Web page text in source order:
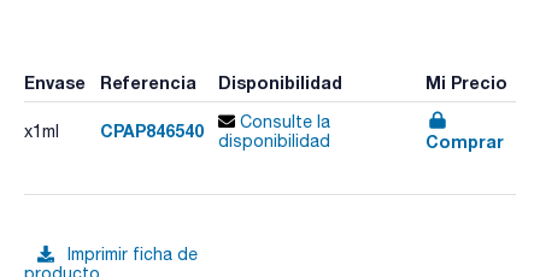
Envase Referencia Disponibilidad Mi Precio
x1ml CPAP846540
Consulte la
disponibilidad
Comprar
Imprimir ficha de
producto